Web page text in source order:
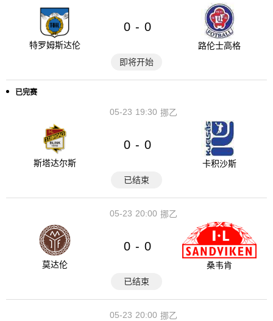
特罗姆斯达伦
0 - 0
路伦士高格
即将开始
已完赛
19:30
05-23 挪乙
斯塔达尔斯
0 - 0
卡积沙斯
已结束
20:00
05-23 挪乙
莫达伦
0 - 0
桑韦肯
已结束
20:00
05-23 挪乙